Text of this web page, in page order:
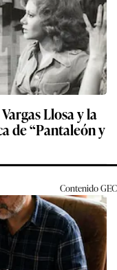
de “Pantaleón y
ContenidoGEC